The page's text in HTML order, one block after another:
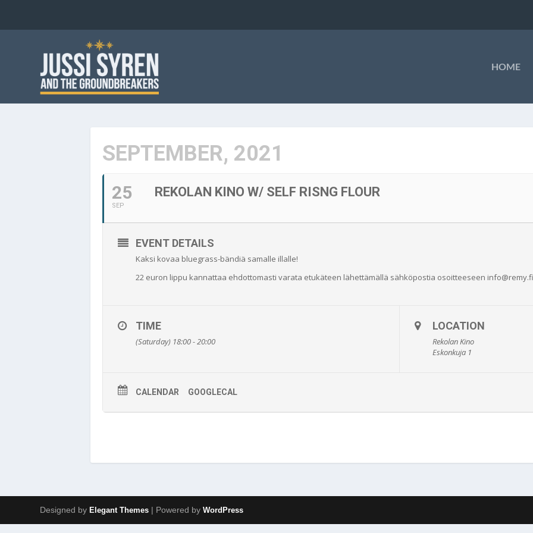
HOME
SEPTEMBER, 2021
25
SEP
REKOLAN KINO W/ SELF RISNG FLOUR
EVENT DETAILS
Kaksi kovaa bluegrass-bändiä samalle illalle!
22 euron lippu kannattaa ehdottomasti varata etukäteen lähettämällä sähköpostia osoitteeseen info@remy.fi
TIME
(Saturday) 18:00 - 20:00
LOCATION
Rekolan Kino
Eskonkuja 1
CALENDAR GOOGLECAL
Designed byElegant Themes | Powered byWordPress